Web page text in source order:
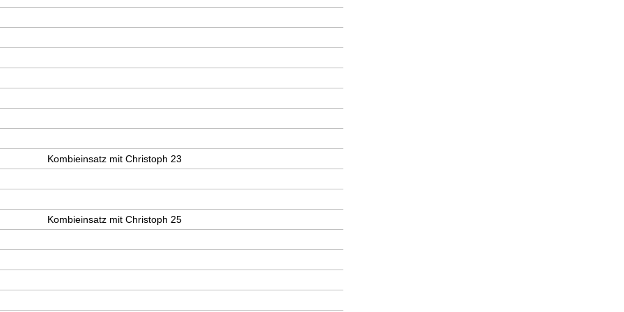
Kombieinsatz mit Christoph 23
Kombieinsatz mit Christoph 25